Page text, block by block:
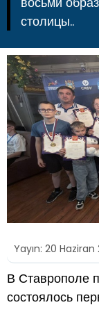
столицы..
Yayın: 20 Haziran
В Ставрополе
состоялось